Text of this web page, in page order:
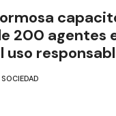
200 agentes
uso
SOCIEDAD